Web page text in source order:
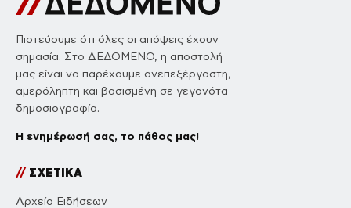
Πιστεύουμε ότι όλες οι απόψεις έχουν
σημασία. Στο ΔΕΔΟΜΕΝΟ, η αποστολή
μας είναι να παρέχουμε ανεπεξέργαστη,
αμερόληπτη και βασισμένη σε γεγονότα
δημοσιογραφία.
Η ενημέρωσή σας, το πάθος μας!
//ΣΧΕΤΙΚΑ
Αρχείο Ειδήσεων